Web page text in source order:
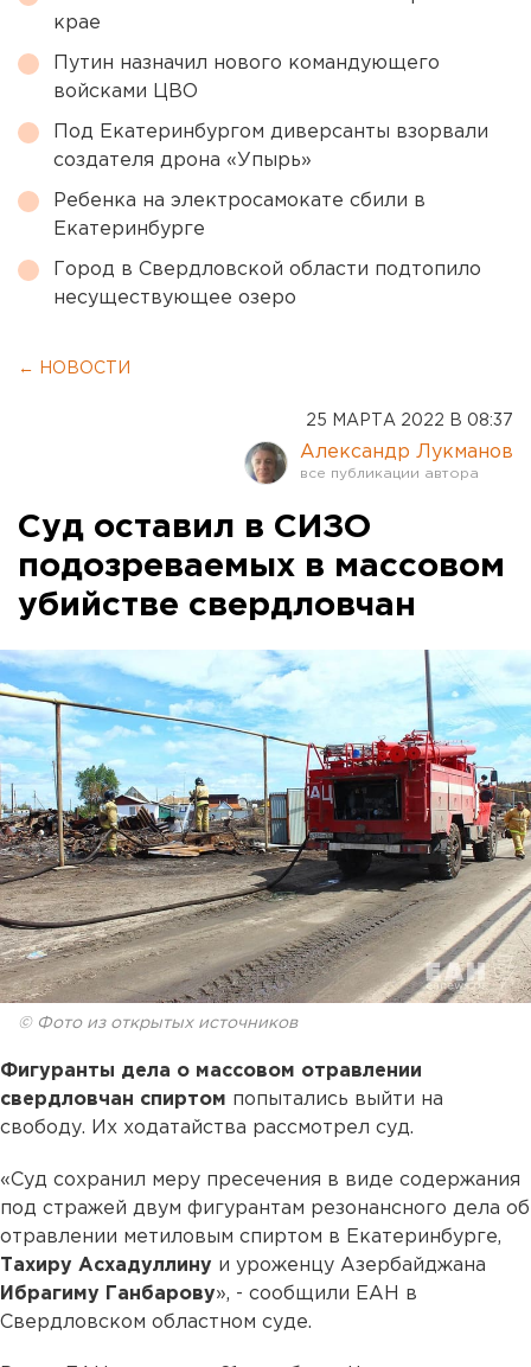
крае
Путин назначил нового командующего
войсками ЦВО
Под Екатеринбургом диверсанты взорвали
создателя дрона «Упырь»
Ребенка на электросамокате сбили в
Екатеринбурге
Город в Свердловской области подтопило
несуществующее озеро
← НОВОСТИ
25 МАРТА 2022 В 08:37
Александр Лукманов
Суд оставил в СИЗО
подозреваемых в массовом
убийстве свердловчан
© Фото из открытых источников
Фигуранты дела о массовом отравлении
свердловчан спиртом попытались выйти на
свободу. Их ходатайства рассмотрел суд.
«Суд сохранил меру пресечения в виде содержания
под стражей двум фигурантам резонансного дела об
отравлении метиловым спиртом в Екатеринбурге,
Тахиру Асхадуллину и уроженцу Азербайджана
Ибрагиму Ганбарову», - сообщили ЕАН в
Свердловском областном суде.